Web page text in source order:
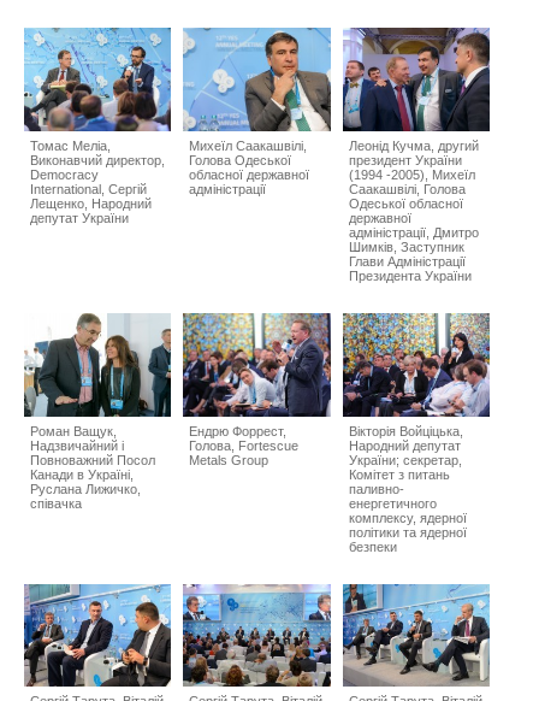
Томас Меліа,
Виконавчий директор,
Democracy
International, Сергій
Лещенко, Народний
депутат України
Михeїл Саакашвілі,
Голова Одеської
обласної державної
адміністрації
Леонід Кучма, другий
президент України
(1994 -2005), Михeїл
Саакашвілі, Голова
Одеської обласної
державної
адміністрації, Дмитро
Шимків, Заступник
Глaви Адміністрації
Президента України
Роман Ващук,
Надзвичайний і
Повноважний Посол
Канади в Україні,
Руслана Лижичко,
співачка
Ендрю Форрест,
Голова, Fortescue
Metals Group
Вікторія Войціцька,
Народний депутат
України; секретар,
Комітет з питань
паливно-
енергетичного
комплексу, ядерної
політики та ядерної
безпеки